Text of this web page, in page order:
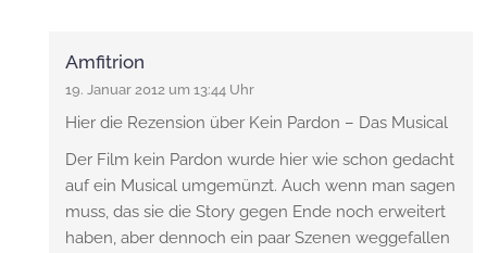
Amfitrion
19. Januar 2012 um 13:44 Uhr
Hier die Rezension über Kein Pardon – Das Musical
Der Film kein Pardon wurde hier wie schon gedacht
auf ein Musical umgemünzt. Auch wenn man sagen
muss, das sie die Story gegen Ende noch erweitert
haben, aber dennoch ein paar Szenen weggefallen